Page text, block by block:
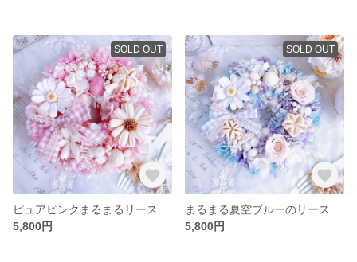
SOLD OUT
ピュアピンクまるまるリース
5,800円
SOLD OUT
まるまる夏空ブルーのリース
5,800円